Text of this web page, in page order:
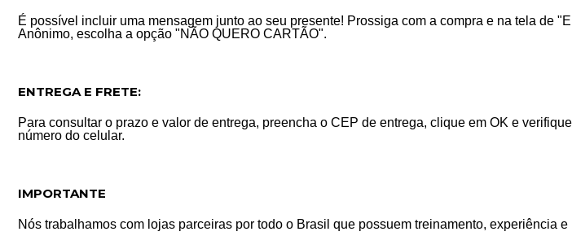
É possível incluir uma mensagem junto ao seu presente! Prossiga com a compra e na tela de
Anônimo, escolha a opção "NÃO QUERO CARTÃO".
ENTREGA E FRETE:
Para consultar o prazo e valor de entrega, preencha o CEP de entrega, clique em OK e
número do celular.
IMPORTANTE
Nós trabalhamos com lojas parceiras por todo o Brasil que possuem treinamento, experiência